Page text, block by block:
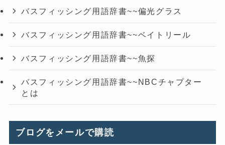
バスフィッシング用語辞書~~偏光グラス
バスフィッシング用語辞書~~ベイトリール
バスフィッシング用語辞書~~魚探
バスフィッシング用語辞書~~NBCチャプター
とは
ブログをメールで購読